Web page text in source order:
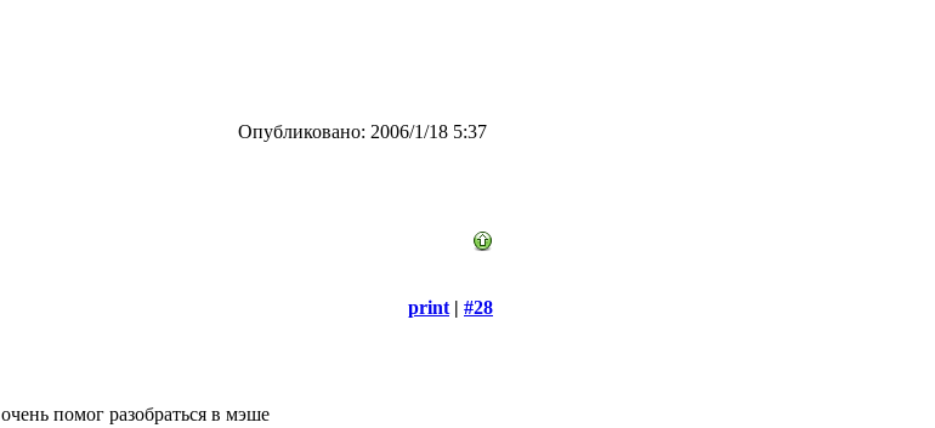
Опубликовано: 2006/1/18 5:37
print | #28
очень помог разобраться в мэше